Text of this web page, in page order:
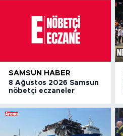
SAMSUN HABER
8 Ağustos 2026 Samsun
nöbetçi eczaneler